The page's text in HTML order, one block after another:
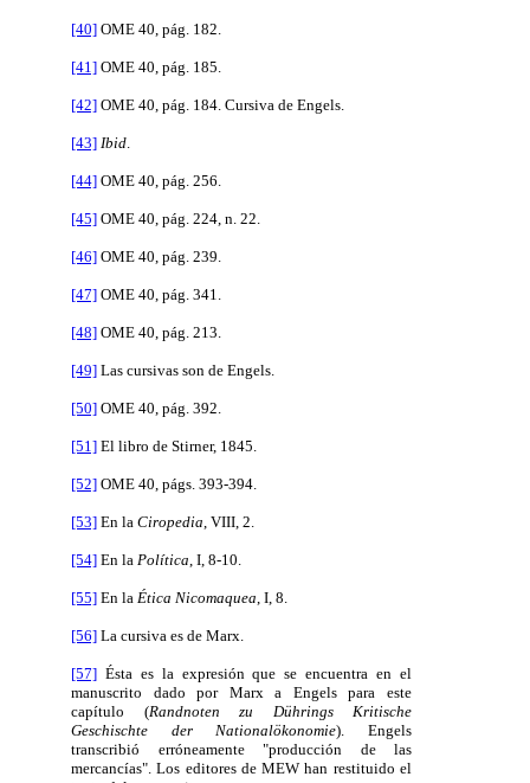
[40] OME 40, pág. 182.
[41] OME 40, pág. 185.
[42] OME 40, pág. 184. Cursiva de Engels.
[43] Ibid
[44] OME 40, pág. 256.
[45] OME 40, pág. 224, n. 22.
[46] OME 40, pág. 239.
[47] OME 40, pág. 341.
[48] OME 40, pág. 213.
[49] Las cursivas son de Engels.
[50] OME 40, pág. 392.
[51] El libro de Stirner, 1845.
[52] OME 40, págs. 393-394.
[53] En la Ciropedia , VIII, 2.
[54] En la Política , I, 8-10.
[55] En la Ética Nicomaquea , I, 8.
[56] La cursiva es de Marx.
[57] Ésta es la expresión que se encuentra en el
manuscrito dado por Marx a Engels para este
capítulo (Randnoten zu Dührings Kritische
Geschischte der Nationalökonomie). Engels
transcribió erróneamente "producción de las
mercancías". Los editores de MEW han restituido el